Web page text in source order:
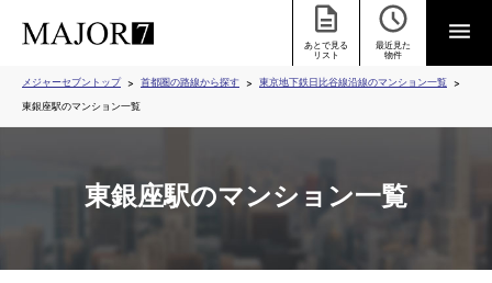
あとで見る
リスト
最近見た
物件
メジャーセブントップ 首都圏の路線から探す
東京地下鉄日比谷線沿線のマンション一覧
東銀座駅のマンション一覧
東銀座駅のマンション一覧